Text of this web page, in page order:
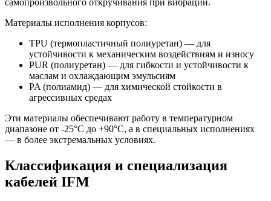
Материалы исполнения корпусов:
TPU (термопластичный полиуретан) — для
устойчивости к механическим воздействиям и износу
PUR (полиуретан) — для гибкости и устойчивости к
маслам и охлаждающим эмульсиям
PA (полиамид) — для химической стойкости в
агрессивных средах
Эти материалы обеспечивают работу в температурном
диапазоне от -25°C до +90°C, а в специальных исполнениях
— в более экстремальных условиях.
Классификация и специализация
кабелей IFM